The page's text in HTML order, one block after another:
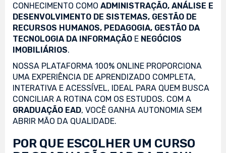
CONHECIMENTO COMO ADMINISTRAÇÃO, ANÁLISE E
DESENVOLVIMENTO DE SISTEMAS, GESTÃO DE
RECURSOS HUMANOS, PEDAGOGIA, GESTÃO DA
TECNOLOGIA DA INFORMAÇÃO E NEGÓCIOS
IMOBILIÁRIOS.
NOSSA PLATAFORMA 100% ONLINE PROPORCIONA
UMA EXPERIÊNCIA DE APRENDIZADO COMPLETA,
INTERATIVA E ACESSÍVEL, IDEAL PARA QUEM BUSCA
CONCILIAR A ROTINA COM OS ESTUDOS. COM A
GRADUAÇÃO EAD, VOCÊ GANHA AUTONOMIA SEM
ABRIR MÃO DA QUALIDADE.
POR QUE ESCOLHER UM CURSO